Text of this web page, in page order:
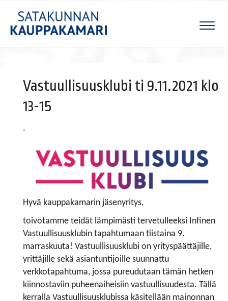
Vastuullisuusklubi ti 9.11.2021 klo
13-15
.
Hyvä kauppakamarin jäsenyritys,
toivotamme teidät lämpimästi tervetulleeksi Infinen
Vastuullisuusklubin tapahtumaan tiistaina 9.
marraskuuta! Vastuullisuusklubi on yrityspäättäjille,
yrittäjille sekä asiantuntijoille suunnattu
verkkotapahtuma, jossa pureudutaan tämän hetken
kiinnostaviin puheenaiheisiin vastuullisuudesta. Tällä
kerralla Vastuullisuusklubissa käsitellään mainonnan